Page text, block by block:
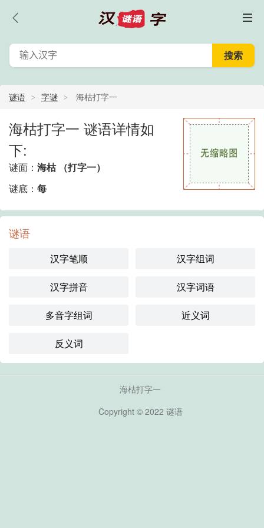
谜语 字谜 海枯打字一
海枯打字一 谜语详情如
下:
谜面： 海枯 （打字一）
谜底： 每
谜语
汉字笔顺 汉字组词
汉字拼音 汉字词语
多音字组词 近义词
反义词
海枯打字一
Copyright © 2022 谜语